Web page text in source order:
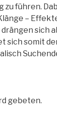
zu führen.
–
sich
sich somit
gebeten.